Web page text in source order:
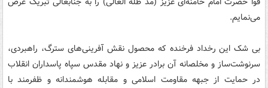
می‌نمایم.
بی شک این رخداد فرخنده که محصول نقش آفرینی‌های سترگ، راهبردی،
سرنوشت‌ساز و مخلصانه آن برادر عزیز و نهاد مقدس سپاه پاسداران انقلاب
در حمایت از جبهه مقاومت اسلامی و مقابله هوشمندانه و ظفرمند با